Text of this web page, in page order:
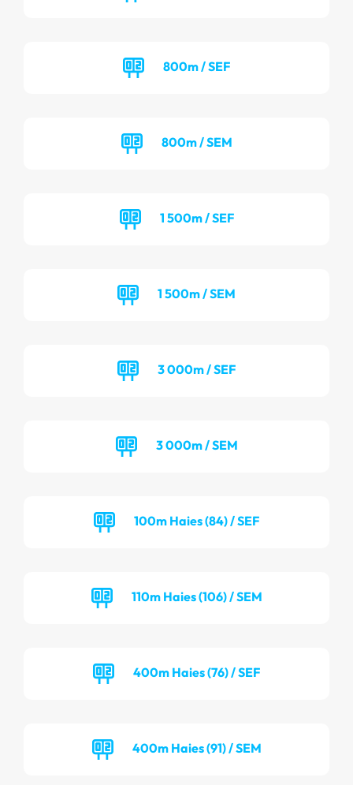
800m / SEF
800m / SEM
1 500m / SEF
1 500m / SEM
3 000m / SEF
3 000m / SEM
100m Haies (84) / SEF
110m Haies (106) / SEM
400m Haies (76) / SEF
400m Haies (91) / SEM